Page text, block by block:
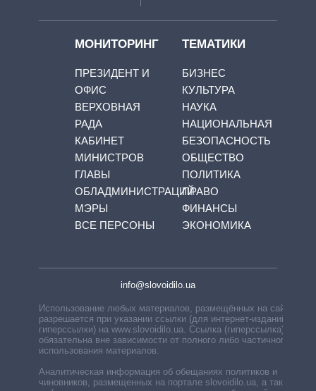
МОНИТОРИНГ
ПРЕЗИДЕНТ И
ОФИС
ВЕРХОВНАЯ
РАДА
КАБИНЕТ
МИНИСТРОВ
ГЛАВЫ
ОБЛАДМИНИСТРАЦИЙ
МЭРЫ
ВСЕ ПЕРСОНЫ
ТЕМАТИКИ
БИЗНЕС
КУЛЬТУРА
НАУКА
НАЦИОНАЛЬНАЯ
БЕЗОПАСНОСТЬ
ОБЩЕСТВО
ПОЛИТИКА
ПРАВО
ФИНАНСЫ
ЭКОНОМИКА
info@slovoidilo.ua
Использование любых материалов, размещённых на сайте,
разрешается при указании ссылки (для интернет-изданий —
гиперссылки) на www.slovoidilo.ua. Ссылка (гиперссылка)
обязательна вне зависимости от полного либо частичного
использования материалов.
Аналитическая информация об обещаниях политиков и
чиновников, размещенных на портале slovoidilo.ua, а также